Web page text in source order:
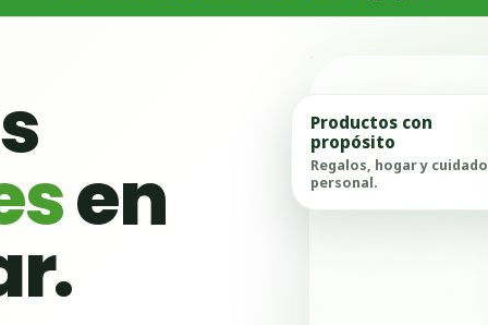
en
Productos con
propósito
Regalos, hogar y cuidado
personal.